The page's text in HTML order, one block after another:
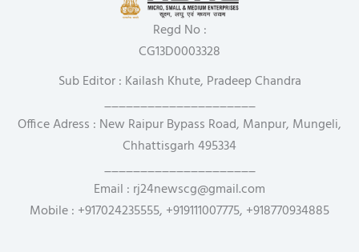
Regd No :
CG13D0003328
Sub Editor : Kailash Khute, Pradeep Chandra
_____________________
Office Adress : New Raipur Bypass Road, Manpur, Mungeli,
Chhattisgarh 495334
_____________________
Email : rj24newscg@gmail.com
Mobile : +917024235555, +919111007775, +918770934885